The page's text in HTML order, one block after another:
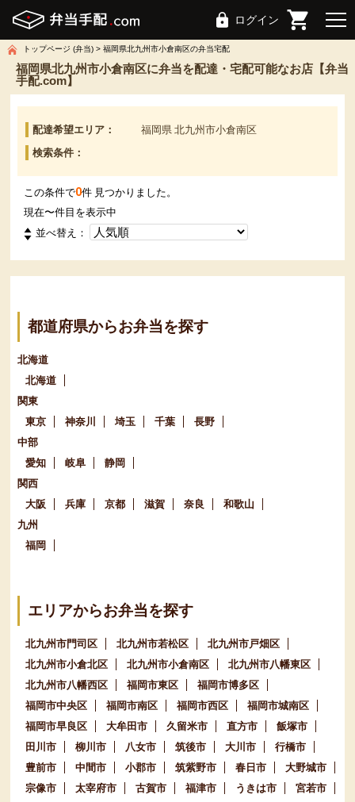
ログイン
トップページ (弁当) 福岡県北九州市小倉南区の弁当宅配
福岡県北九州市小倉南区に弁当を配達・宅配可能なお店【弁当
手配.com】
配達希望エリア：
福岡県 北九州市小倉南区
検索条件：
この条件で0件 見つかりました。
現在〜件目を表示中
並べ替え：
都道府県からお弁当を探す
北海道
北海道
関東
東京
神奈川 埼玉 千葉
長野
中部
愛知
岐阜
静岡
関西
大阪
兵庫 京都 滋賀 奈良
和歌山
九州
福岡
エリアからお弁当を探す
北九州市門司区 北九州市若松区
北九州市戸畑区
北九州市小倉北区
北九州市小倉南区
北九州市八幡東区
北九州市八幡西区
福岡市東区
福岡市博多区
福岡市中央区
福岡市南区 福岡市西区
福岡市城南区
福岡市早良区
大牟田市 久留米市 直方市
飯塚市
田川市
柳川市 八女市 筑後市 大川市
行橋市
豊前市
中間市 小郡市 筑紫野市 春日市
大野城市
宗像市
太宰府市 古賀市 福津市 うきは市
宮若市